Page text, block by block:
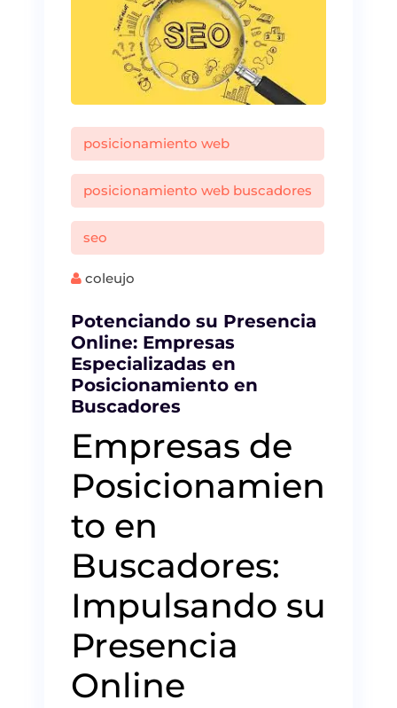
posicionamiento web
posicionamiento web buscadores
seo
coleujo
Potenciando su Presencia
Online: Empresas
Especializadas en
Posicionamiento en
Buscadores
Empresas de
Posicionamien
to en
Buscadores:
Impulsando su
Presencia
Online